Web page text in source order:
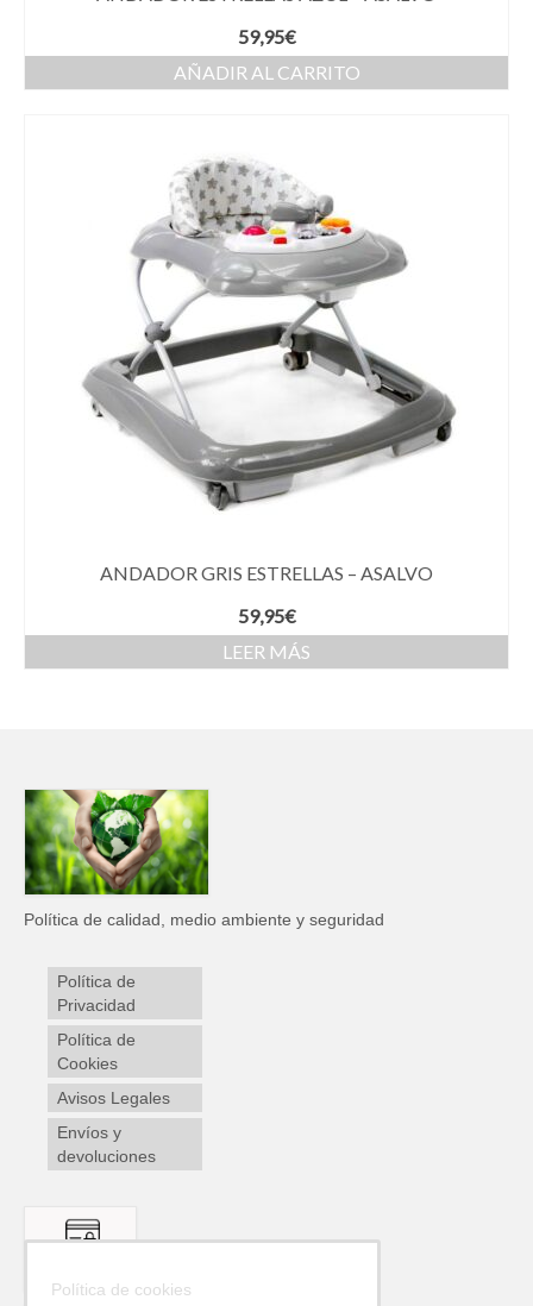
59,95€
AÑADIR AL CARRITO
ANDADOR GRIS ESTRELLAS – ASALVO
59,95€
LEER MÁS
Política de calidad, medio ambiente y seguridad
Política de
Privacidad
Política de
Cookies
Avisos Legales
Envíos y
devoluciones
Política de cookies